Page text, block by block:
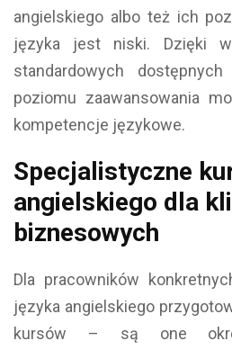
angielskiego albo też ich
języka jest niski. Dzięki
standardowych
poziomu zaawansowania
kompetencje językowe.
Specjalistyczne
angielskiego dla
biznesowych
Dla pracowników
języka angielskiego
kursów – są one